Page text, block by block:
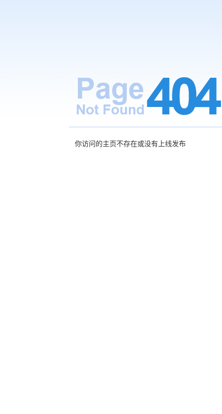
你访问的主页不存在或没有上线发布